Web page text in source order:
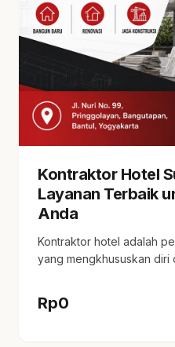
Kontraktor Hotel
Layanan Terbaik
Anda
Kontraktor hotel adalah
yang mengkhususkan diri
Rp0